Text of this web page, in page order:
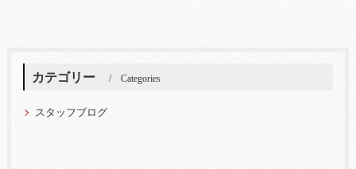
カテゴリー Categories
スタッフブログ